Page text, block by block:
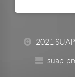
2021 SUAP
suap-